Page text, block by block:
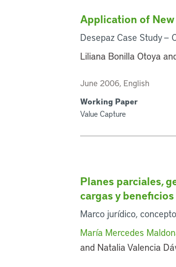
Application of
Desepaz Case Study —
Liliana Bonilla Otoya
June 2006, English
Working Paper
Value Capture
Planes parciales,
cargas y
Marco jurídico,
María Mercedes
and Natalia Valencia